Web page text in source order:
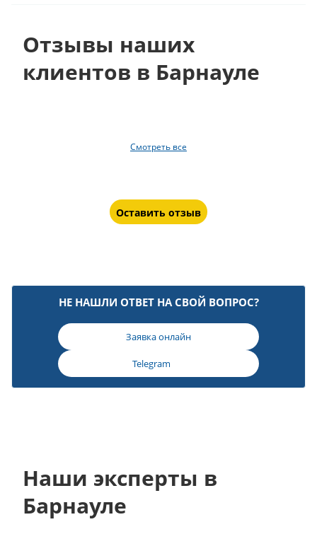
Отзывы наших
клиентов в Барнауле
Смотреть все
Оставить отзыв
НЕ НАШЛИ ОТВЕТ НА СВОЙ ВОПРОС?
Заявка онлайн
Telegram
Наши эксперты в
Барнауле